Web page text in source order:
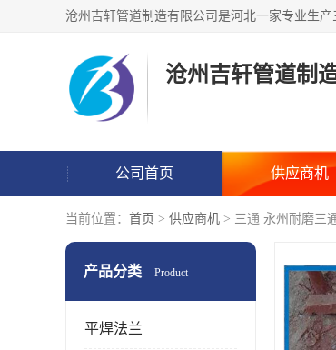
沧州吉轩管道制
公司首页 供应商机
当前位置： 首页 > 供应商机 > 三通 永州耐磨三
产品分类 Product
平焊法兰